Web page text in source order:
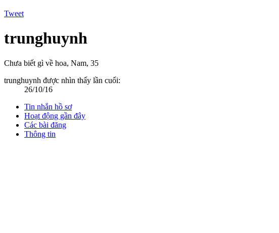
Tweet
trunghuynh
Chưa biết gì về hoa, Nam, 35
trunghuynh được nhìn thấy lần cuối:
26/10/16
Tin nhắn hồ sơ
Hoạt động gần đây
Các bài đăng
Thông tin